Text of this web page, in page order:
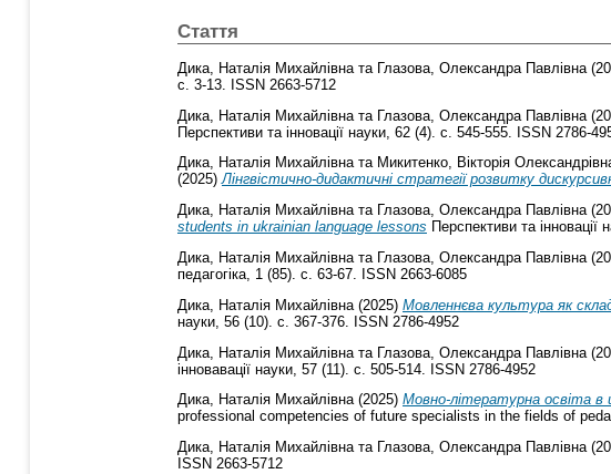
Стаття
Дика, Наталія Михайлівна та Глазова, Олександра Павлівна
с. 3-13. ISSN 2663-5712
Дика, Наталія Михайлівна та Глазова, Олександра Павлівна
Перспективи та інновації науки, 62 (4). с. 545-555. ISSN 2786-
Дика, Наталія Михайлівната Микитенко, Вікторія
(2025)Лінгвістично-дидактичні стратегії розвитку
Дика, Наталія Михайлівната Глазова, Олександра Павлівна
students in ukrainian language lessons Перспективи та
Дика, Наталія Михайлівна та Глазова, Олександра Павлівна
педагогіка, 1 (85). с. 63-67. ISSN 2663-6085
Дика, Наталія Михайлівна (2025) Мовленнєва культура як
науки, 56 (10). с. 367-376. ISSN 2786-4952
Дика, Наталія Михайлівна та Глазова, Олександра Павлівна
інновавації науки, 57 (11). с. 505-514. ISSN 2786-4952
Дика, Наталія Михайлівна(2025) Мовно-літературна освіта в
professional competencies of future specialists in the fields of
Дика, Наталія Михайлівната Глазова, Олександра Павлівна
ISSN 2663-5712